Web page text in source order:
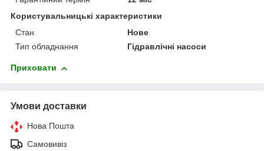
Користувальницькі характеристики
Стан
Нове
Тип обладнання
Гідравлічні насоси
Приховати
Умови доставки
Нова Пошта
Самовивіз